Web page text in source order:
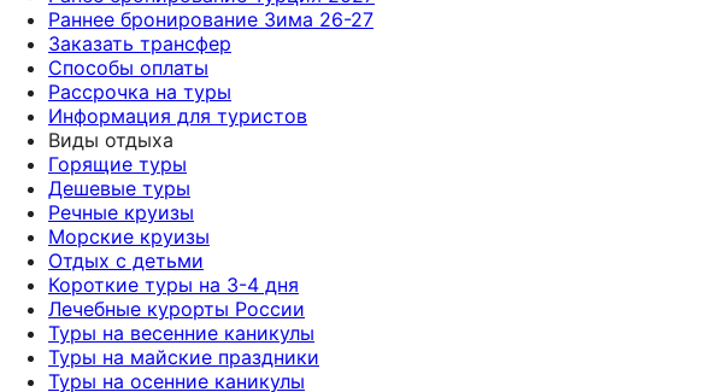
Раннее бронирование Зима 26-27
Заказать трансфер
Способы оплаты
Рассрочка на туры
Информация для туристов
Виды отдыха
Горящие туры
Дешевые туры
Речные круизы
Морские круизы
Отдых с детьми
Короткие туры на 3-4 дня
Лечебные курорты России
Туры на весенние каникулы
Туры на майские праздники
Туры на осенние каникулы